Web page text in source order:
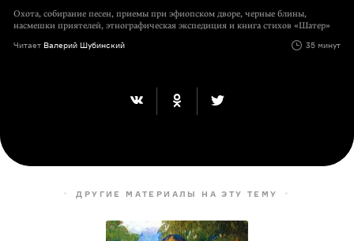
Охота, собирание песен, приемы при эфиопском дворе, черные блины,
насмешки приятелей, этнографическая экспедиция и книга стихов «Шатер»
Читает Валерий Шубинский 35 минут
ДРУГИЕ МАТЕРИАЛЫ НА ЭТУ ТЕМУ